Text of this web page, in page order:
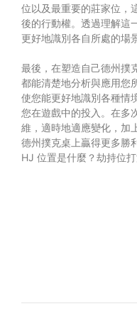
位以及最重要的莊家位，
後的行動權。透過理解這
更好地識別各自所處的場
最後，在塑造自己德州撲
都能清楚地分析與應用您
使您能更好地識別各種情
您在遊戲中的投入。在多
維，適時地適應變化，加
德州撲克桌上贏得更多勝
HJ 位置是什麼？劫持位